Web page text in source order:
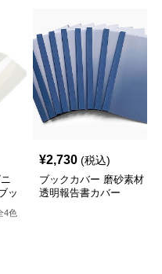
ッ
4色
¥2,730 (税込)
ブックカバー 磨砂素材
透明報告書カバー